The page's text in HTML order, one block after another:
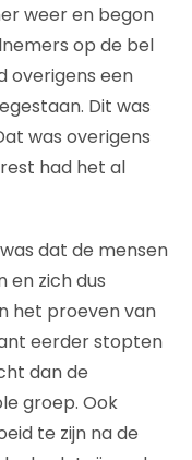
weer en begon
op de bel
overigens een
Dit was
was overigens
had het al
dat de mensen
en zich dus
het proeven van
eerder stopten
dan de
groep. Ook
te zijn na de